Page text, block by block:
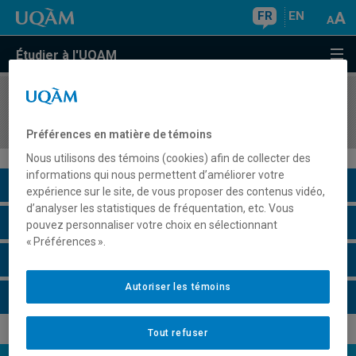
FR EN
Étudier à l'UQAM
COURS//
Description du cours
Horaire - Été 2026
Préférences en matière de témoins
Nous utilisons des témoins (cookies) afin de collecter des
informations qui nous permettent d’améliorer votre
expérience sur le site, de vous proposer des contenus vidéo,
d’analyser les statistiques de fréquentation, etc. Vous
pouvez personnaliser votre choix en sélectionnant
« Préférences ».
Tout refuser
Autoriser les témoins